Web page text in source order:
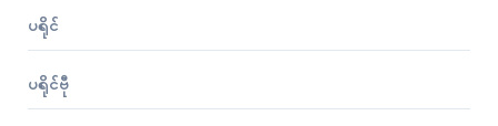
ပရိုၚ်
ပရိုၚ်ဗီု